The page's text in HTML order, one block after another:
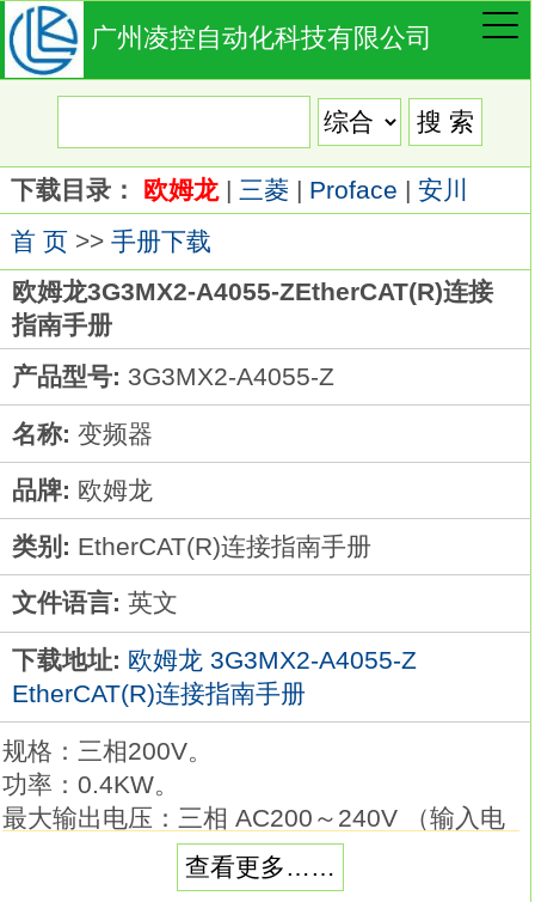
广州凌控自动化科技有限公司
下载目录： 欧姆龙| 三菱| Proface | 安川
首 页>> 手册下载
欧姆龙3G3MX2-A4055-ZEtherCAT(R)连接
指南手册
产品型号: 3G3MX2-A4055-Z
名称: 变频器
品牌: 欧姆龙
类别: EtherCAT(R)连接指南手册
文件语言: 英文
下载地址: 欧姆龙 3G3MX2-A4055-Z
EtherCAT(R)连接指南手册
规格：三相200V。
功率：0.4KW。
最大输出电压：三相 AC200～240V （输入电
额定电压：三相 AC200～240V 50/60Hz。
查看更多……